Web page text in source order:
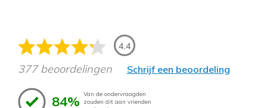
4.4
377 beoordelingen Schrijf een beoordeling
84% Van de ondervraagden
zouden dit aan vrienden